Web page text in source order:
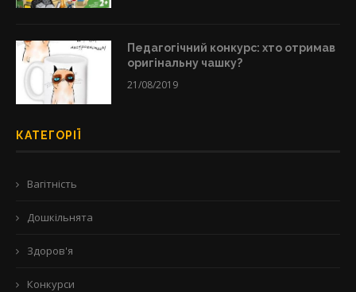
Педагогічний конкурс: хто отримав
оригінальну чашку?
21/08/2019
КАТЕГОРІЇ
Вагітність
Дошкільнята
Здоров'я
Конкурси